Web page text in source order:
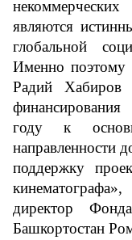
являются
глобальной
Именно поэтому
Радий Хабиров
году к
направленности
поддержку
директор
Башкортостан